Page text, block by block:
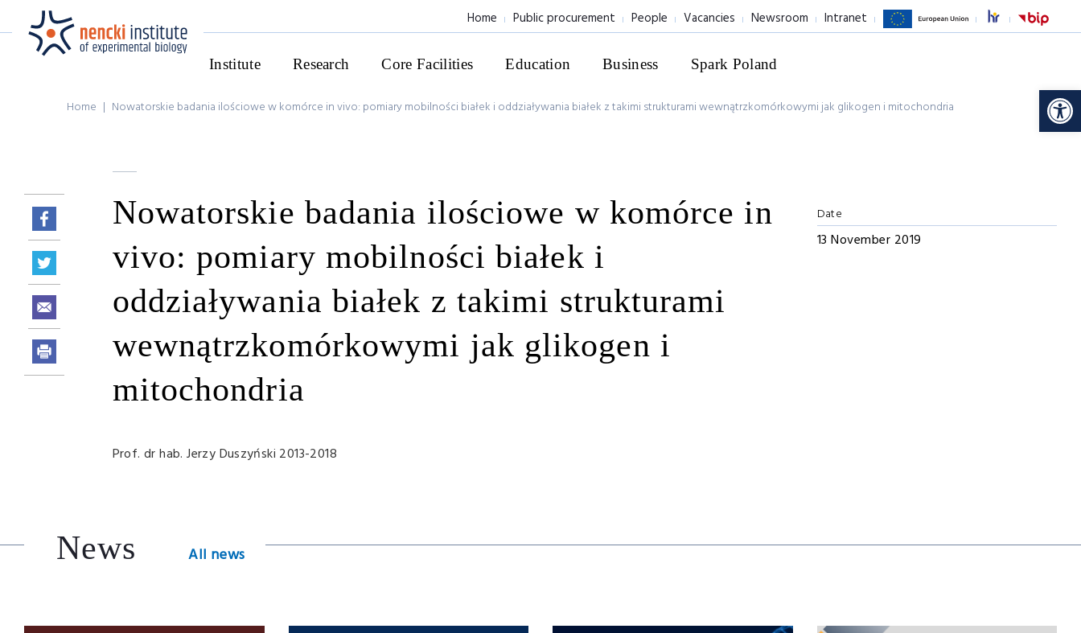
Home Public procurement People Vacancies Newsroom Intranet
Institute Research Core Facilities Education Business Spark Poland
Home | Nowatorskie badania ilościowe w komórce in vivo: pomiary mobilności białek i oddziaływania białek z takimi strukturami wewnątrzkomórkowymi jak glikogen i mitochondria
Nowatorskie badania ilościowe w komórce in
vivo: pomiary mobilności białek i
oddziaływania białek z takimi strukturami
wewnątrzkomórkowymi jak glikogen i
mitochondria
Prof. dr hab. Jerzy Duszyński 2013-2018
Date
13 November 2019
News All news